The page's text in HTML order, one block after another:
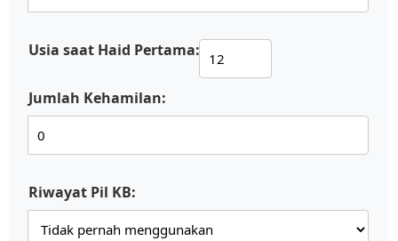
Usia saat Haid Pertama:
Jumlah Kehamilan:
Riwayat Pil KB: